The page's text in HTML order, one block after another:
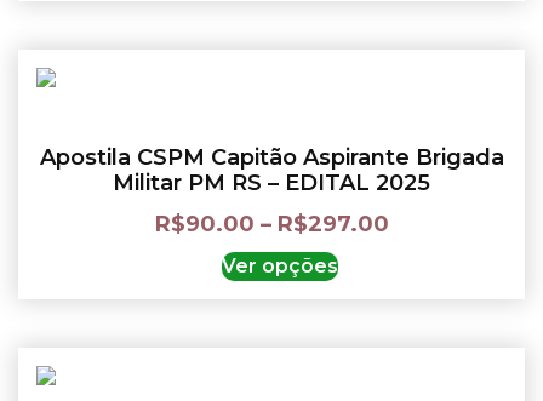
Apostila CSPM Capitão Aspirante Brigada
Militar PM RS – EDITAL 2025
R$90.00 – R$297.00
Ver opções